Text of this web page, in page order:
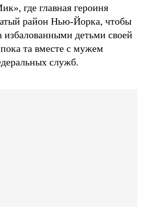
где главная героиня
район Нью-Йорка, чтобы
избалованными детьми своей
та вместе с мужем
служб.